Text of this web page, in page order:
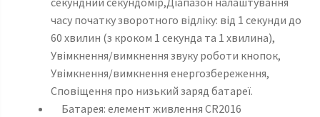
часу початку зворотного відліку: від 1 секунди до
60 хвилин (з кроком 1 секунда та 1 хвилина),
Увімкнення/вимкнення звуку роботи кнопок,
Увімкнення/вимкнення енергозбереження,
Сповіщення про низький заряд батареї.
Батарея: елемент живлення СR2016